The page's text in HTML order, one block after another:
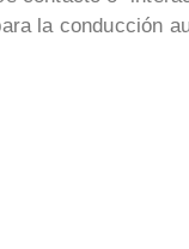
la conducción